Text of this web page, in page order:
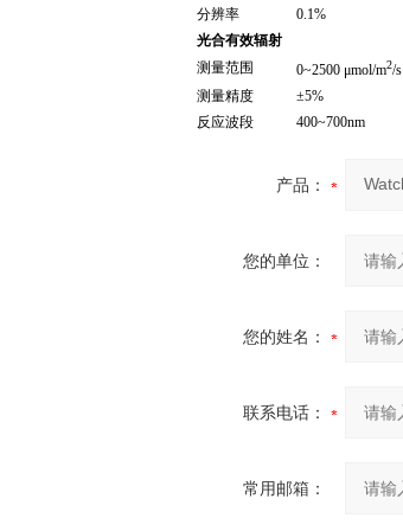
分辨率
0.1%
光合有效辐射
测量范围
0~2500 μmol/m2/s
测量精度
±5%
反应波段
400~700nm
产品：
您的单位：
您的姓名：
联系电话：
常用邮箱：